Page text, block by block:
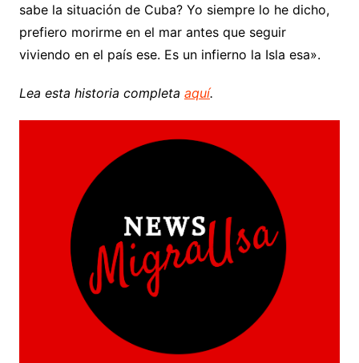
sabe la situación de Cuba? Yo siempre lo he dicho,
prefiero morirme en el mar antes que seguir
viviendo en el país ese. Es un infierno la Isla esa».
Lea esta historia completa aquí.